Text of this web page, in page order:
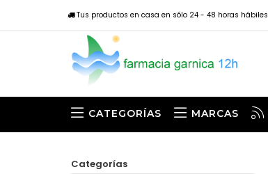
Tus productos en casa en sólo 24 - 48 horas hábiles
CATEGORÍAS MARCAS
Categorías